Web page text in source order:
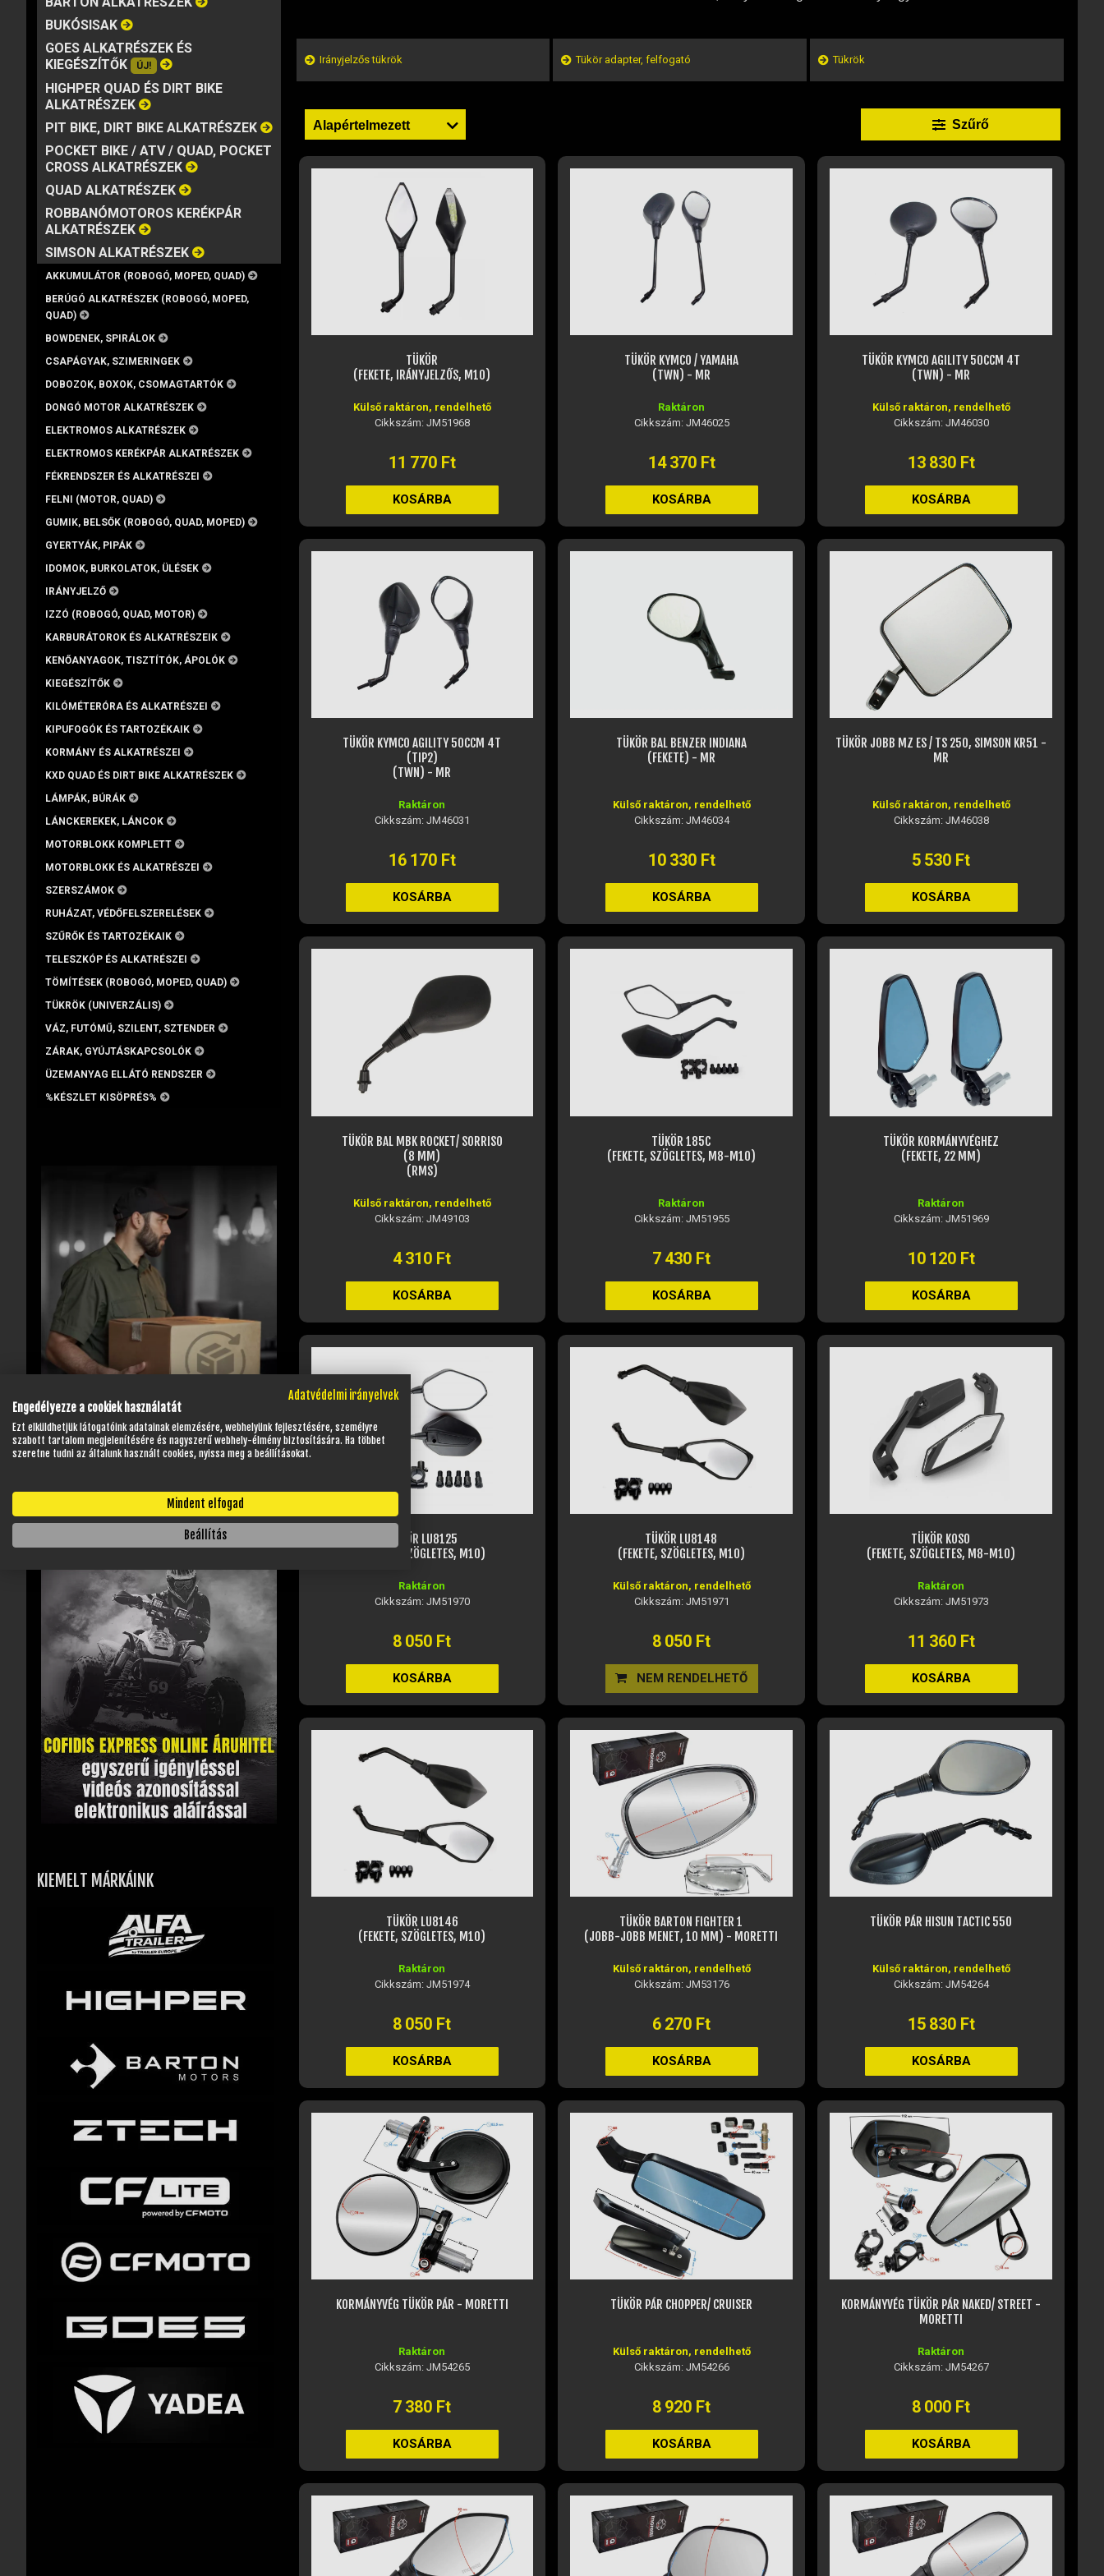
MÁRKA VISZKOZITÁS
BUKÓSISAK
GOES ALKATRÉSZEK ÉS
KIEGÉSZÍTŐK
ÚJ!
HIGHPER QUAD ÉS DIRT BIKE
ALKATRÉSZEK
PIT BIKE, DIRT BIKE ALKATRÉSZEK
POCKET BIKE / ATV / QUAD, POCKET
CROSS ALKATRÉSZEK
QUAD ALKATRÉSZEK
ROBBANÓMOTOROS KERÉKPÁR
ALKATRÉSZEK
SIMSON ALKATRÉSZEK
AKKUMULÁTOR (ROBOGÓ, MOPED, QUAD)
BERÚGÓ ALKATRÉSZEK (ROBOGÓ, MOPED,
QUAD)
BOWDENEK, SPIRÁLOK
CSAPÁGYAK, SZIMERINGEK
DOBOZOK, BOXOK, CSOMAGTARTÓK
DONGÓ MOTOR ALKATRÉSZEK
ELEKTROMOS ALKATRÉSZEK
ELEKTROMOS KERÉKPÁR ALKATRÉSZEK
FÉKRENDSZER ÉS ALKATRÉSZEI
FELNI (MOTOR, QUAD)
GUMIK, BELSŐK (ROBOGÓ, QUAD, MOPED)
GYERTYÁK, PIPÁK
IDOMOK, BURKOLATOK, ÜLÉSEK
IRÁNYJELZŐ
IZZÓ (ROBOGÓ, QUAD, MOTOR)
KARBURÁTOROK ÉS ALKATRÉSZEIK
KENŐANYAGOK, TISZTÍTÓK, ÁPOLÓK
KIEGÉSZÍTŐK
KILÓMÉTERÓRA ÉS ALKATRÉSZEI
KIPUFOGÓK ÉS TARTOZÉKAIK
KORMÁNY ÉS ALKATRÉSZEI
KXD QUAD ÉS DIRT BIKE ALKATRÉSZEK
LÁMPÁK, BÚRÁK
LÁNCKEREKEK, LÁNCOK
MOTORBLOKK KOMPLETT
MOTORBLOKK ÉS ALKATRÉSZEI
SZERSZÁMOK
RUHÁZAT, VÉDŐFELSZERELÉSEK
SZŰRŐK ÉS TARTOZÉKAIK
TELESZKÓP ÉS ALKATRÉSZEI
TÖMÍTÉSEK (ROBOGÓ, MOPED, QUAD)
TÜKRÖK (UNIVERZÁLIS)
VÁZ, FUTÓMŰ, SZILENT, SZTENDER
ZÁRAK, GYÚJTÁSKAPCSOLÓK
ÜZEMANYAG ELLÁTÓ RENDSZER
%KÉSZLET KISÖPRÉS%
KIEMELT MÁRKÁINK
Irányjelzős tükrök Tükör adapter, felfogató Tükrök
Szűrő
TÜKÖR
(FEKETE, IRÁNYJELZŐS, M10)
Külső raktáron, rendelhető
Cikkszám: JM51968
11 770 Ft
KOSÁRBA
TÜKÖR KYMCO / YAMAHA
(TWN) - MR
Raktáron
Cikkszám: JM46025
14 370 Ft
KOSÁRBA
TÜKÖR KYMCO AGILITY 50CCM 4T
(TWN) - MR
Külső raktáron, rendelhető
Cikkszám: JM46030
13 830 Ft
KOSÁRBA
TÜKÖR KYMCO AGILITY 50CCM 4T
(TIP2)
(TWN) - MR
Raktáron
Cikkszám: JM46031
16 170 Ft
KOSÁRBA
TÜKÖR BAL BENZER INDIANA
(FEKETE) - MR
Külső raktáron, rendelhető
Cikkszám: JM46034
10 330 Ft
KOSÁRBA
TÜKÖR JOBB MZ ES / TS 250, SIMSON KR51 -
MR
Külső raktáron, rendelhető
Cikkszám: JM46038
5 530 Ft
KOSÁRBA
TÜKÖR BAL MBK ROCKET/ SORRISO
(8 MM)
(RMS)
Külső raktáron, rendelhető
Cikkszám: JM49103
4 310 Ft
KOSÁRBA
TÜKÖR 185C
(FEKETE, SZÖGLETES, M8-M10)
Raktáron
Cikkszám: JM51955
7 430 Ft
KOSÁRBA
TÜKÖR KORMÁNYVÉGHEZ
(FEKETE, 22 MM)
Raktáron
Cikkszám: JM51969
10 120 Ft
KOSÁRBA
TÜKÖR LU8125
(FEKETE, SZÖGLETES, M10)
Raktáron
Cikkszám: JM51970
8 050 Ft
KOSÁRBA
TÜKÖR LU8148
(FEKETE, SZÖGLETES, M10)
Külső raktáron, rendelhető
Cikkszám: JM51971
8 050 Ft
NEM RENDELHETŐ
TÜKÖR KOSO
(FEKETE, SZÖGLETES, M8-M10)
Raktáron
Cikkszám: JM51973
11 360 Ft
KOSÁRBA
TÜKÖR LU8146
(FEKETE, SZÖGLETES, M10)
Raktáron
Cikkszám: JM51974
8 050 Ft
KOSÁRBA
TÜKÖR BARTON FIGHTER 1
(JOBB-JOBB MENET, 10 MM) - MORETTI
Külső raktáron, rendelhető
Cikkszám: JM53176
6 270 Ft
KOSÁRBA
TÜKÖR PÁR HISUN TACTIC 550
Külső raktáron, rendelhető
Cikkszám: JM54264
15 830 Ft
KOSÁRBA
KORMÁNYVÉG TÜKÖR PÁR - MORETTI
Raktáron
Cikkszám: JM54265
7 380 Ft
KOSÁRBA
TÜKÖR PÁR CHOPPER/ CRUISER
Külső raktáron, rendelhető
Cikkszám: JM54266
8 920 Ft
KOSÁRBA
KORMÁNYVÉG TÜKÖR PÁR NAKED/ STREET -
MORETTI
Raktáron
Cikkszám: JM54267
8 000 Ft
KOSÁRBA
Adatvédelmi irányelvek
Engedélyezze a cookiek használatát
Ezt elküldhetjük látogatóink adatainak elemzésére, webhelyünk fejlesztésére, személyre
szabott tartalom megjelenítésére és nagyszerű webhely-élmény biztosítására. Ha többet
szeretne tudni az általunk használt cookies, nyissa meg a beállításokat.
Mindent elfogad
Beállítás